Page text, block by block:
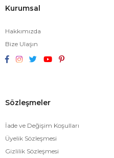
Kurumsal
Hakkımızda
Bize Ulaşın
Sözleşmeler
İade ve Değişim Koşulları
Üyelik Sözleşmesi
Gizlilik Sözleşmesi